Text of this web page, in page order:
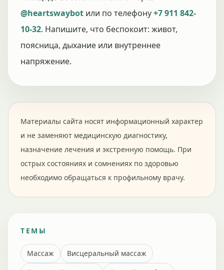
@heartswaybot или по телефону+7 911 842-
10-32. Напишите, что беспокоит: живот,
поясница, дыхание или внутреннее
напряжение.
Материалы сайта носят информационный характер
и не заменяют медицинскую диагностику,
назначение лечения и экстренную помощь. При
острых состояниях и сомнениях по здоровью
необходимо обращаться к профильному врачу.
ТЕМЫ
Массаж
Висцеральный массаж